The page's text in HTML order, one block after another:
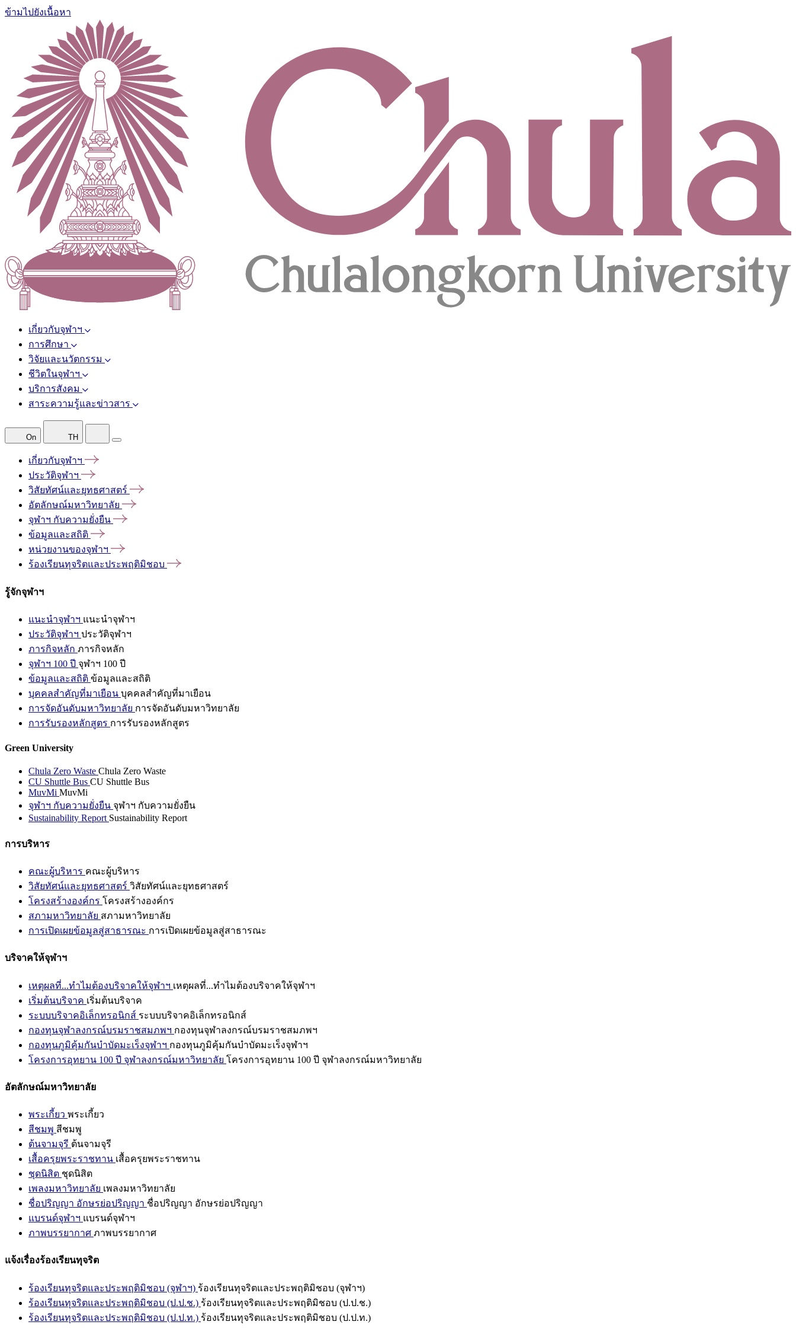
ข้ามไปยังเนื้อหา
เกี่ยวกับจุฬาฯ
การศึกษา
วิจัยและนวัตกรรม
ชีวิตในจุฬาฯ
บริการสังคม
สาระความรู้และข่าวสาร
On TH
เกี่ยวกับจุฬาฯ
ประวัติจุฬาฯ
วิสัยทัศน์และยุทธศาสตร์
อัตลักษณ์มหาวิทยาลัย
จุฬาฯ กับความยั่งยืน
ข้อมูลและสถิติ
หน่วยงานของจุฬาฯ
ร้องเรียนทุจริตและประพฤติมิชอบ
รู้จักจุฬาฯ
แนะนำจุฬาฯ แนะนำจุฬาฯ
ประวัติจุฬาฯ ประวัติจุฬาฯ
ภารกิจหลัก ภารกิจหลัก
จุฬาฯ 100 ปี จุฬาฯ 100 ปี
ข้อมูลและสถิติ ข้อมูลและสถิติ
บุคคลสำคัญที่มาเยือน บุคคลสำคัญที่มาเยือน
การจัดอันดับมหาวิทยาลัย การจัดอันดับมหาวิทยาลัย
การรับรองหลักสูตร การรับรองหลักสูตร
Green University
Chula Zero Waste Chula Zero Waste
CU Shuttle Bus CU Shuttle Bus
MuvMi MuvMi
จุฬาฯ กับความยั่งยืน จุฬาฯ กับความยั่งยืน
Sustainability Report Sustainability Report
การบริหาร
คณะผู้บริหาร คณะผู้บริหาร
วิสัยทัศน์และยุทธศาสตร์ วิสัยทัศน์และยุทธศาสตร์
โครงสร้างองค์กร โครงสร้างองค์กร
สภามหาวิทยาลัย สภามหาวิทยาลัย
การเปิดเผยข้อมูลสู่สาธารณะ การเปิดเผยข้อมูลสู่สาธารณะ
บริจาคให้จุฬาฯ
เหตุผลที่...ทำไมต้องบริจาคให้จุฬาฯ เหตุผลที่...ทำไมต้องบริจาคให้จุฬาฯ
เริ่มต้นบริจาค เริ่มต้นบริจาค
ระบบบริจาคอิเล็กทรอนิกส์ ระบบบริจาคอิเล็กทรอนิกส์
กองทุนจุฬาลงกรณ์บรมราชสมภพฯ กองทุนจุฬาลงกรณ์บรมราชสมภพฯ
กองทุนภูมิคุ้มกันบำบัดมะเร็งจุฬาฯ กองทุนภูมิคุ้มกันบำบัดมะเร็งจุฬาฯ
โครงการอุทยาน 100 ปี จุฬาลงกรณ์มหาวิทยาลัย โครงการอุทยาน 100 ปี จุฬาลงกรณ์มหาวิทยาลัย
อัตลักษณ์มหาวิทยาลัย
พระเกี้ยว พระเกี้ยว
สีชมพู สีชมพู
ต้นจามจุรี ต้นจามจุรี
เสื้อครุยพระราชทาน เสื้อครุยพระราชทาน
ชุดนิสิต ชุดนิสิต
เพลงมหาวิทยาลัย เพลงมหาวิทยาลัย
ชื่อปริญญา อักษรย่อปริญญา ชื่อปริญญา อักษรย่อปริญญา
แบรนด์จุฬาฯ แบรนด์จุฬาฯ
ภาพบรรยากาศ ภาพบรรยากาศ
แจ้งเรื่องร้องเรียนทุจริต
ร้องเรียนทุจริตและประพฤติมิชอบ (จุฬาฯ) ร้องเรียนทุจริตและประพฤติมิชอบ (จุฬาฯ)
ร้องเรียนทุจริตและประพฤติมิชอบ (ป.ป.ช.) ร้องเรียนทุจริตและประพฤติมิชอบ (ป.ป.ช.)
ร้องเรียนทุจริตและประพฤติมิชอบ (ป.ป.ท.) ร้องเรียนทุจริตและประพฤติมิชอบ (ป.ป.ท.)